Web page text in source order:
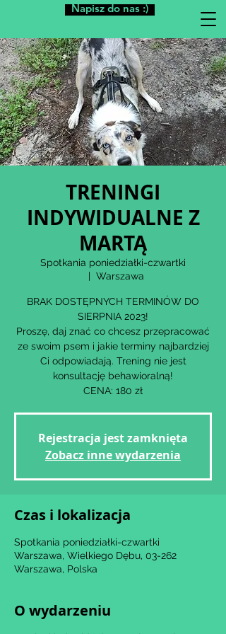
Napisz do nas :)
TRENINGI
INDYWIDUALNE Z
MARTĄ
Spotkania poniedziałki-czwartki
  |
Warszawa
BRAK DOSTĘPNYCH TERMINÓW DO
SIERPNIA 2023!
Proszę, daj znać co chcesz przepracować
ze swoim psem i jakie terminy najbardziej
Ci odpowiadają. Trening nie jest
konsultację behawioralną!
CENA: 180 zł
Rejestracja jest zamknięta
Zobacz inne wydarzenia
Czas i lokalizacja
Spotkania poniedziałki-czwartki
Warszawa, Wielkiego Dębu, 03-262
Warszawa, Polska
O wydarzeniu